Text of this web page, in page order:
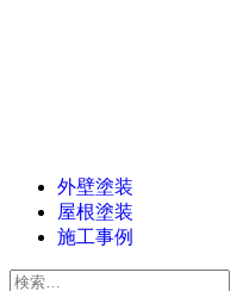
外壁塗装
屋根塗装
施工事例
検